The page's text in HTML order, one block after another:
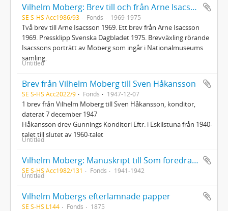
Vilhelm Moberg: Brev till och från Arne Isacsson
SE S-HS Acc1986/93 Fonds 1969-1975
Två brev till Arne Isacsson 1969. Ett brev från Arne Isacsson
1969. Pressklipp Svenska Dagbladet 1975. Brevväxling rörande
Isacssons porträtt av Moberg som ingår i Nationalmuseums
samling.
Untitled
Brev från Vilhelm Moberg till Sven Håkansson
SE S-HS Acc2022/9 Fonds 1947-12-07
1 brev från Vilhelm Moberg till Sven Håkansson, konditor,
daterat 7 december 1947
Håkansson drev Gunnings Konditori Eftr. i Eskilstuna från 1940-
talet till slutet av 1960-talet
Untitled
Vilhelm Moberg: Manuskript till Som föredragspatrull bland svenska soldater. Intryck och upplevelser vintern 1941-1942. Signerat manus med korrektioner.
SE S-HS Acc1982/131 Fonds 1941-1942
Untitled
Vilhelm Mobergs efterlämnade papper
SE S-HS L144 Fonds 1875